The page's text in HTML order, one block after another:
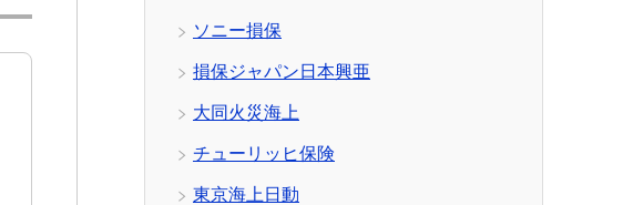
ソニー損保
損保ジャパン日本興亜
大同火災海上
チューリッヒ保険
東京海上日動